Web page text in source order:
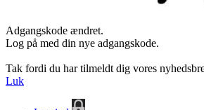
Adgangskode ændret.
Log på med din nye adgangskode.
Tak fordi du har tilmeldt dig vores
Luk